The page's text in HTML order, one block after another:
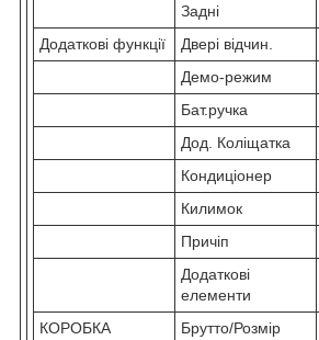
Задні
Додаткові функції
Двері відчин.
Демо-режим
Бат.ручка
Дод. Коліщатка
Кондиціонер
Килимок
Причіп
Додаткові
елементи
КОРОБКА
Брутто/Розмір